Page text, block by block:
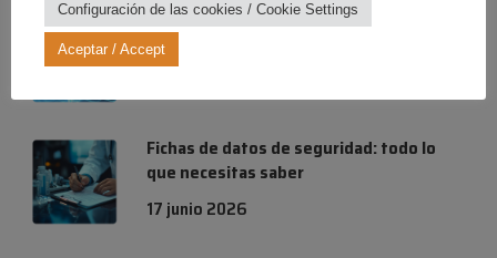
Verano Iris: ¡Diversión al máximo,
riesgos a cero!
Fichas de datos de seguridad: todo lo
que necesitas saber
17 junio 2026
Configuración de las cookies / Cookie Settings
Aceptar / Accept